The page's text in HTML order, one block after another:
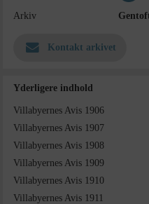
Arkiv
Kontakt arkivet
Yderligere indhold
Villabyernes Avis 1906
Villabyernes Avis 1907
Villabyernes Avis 1908
Villabyernes Avis 1909
Villabyernes Avis 1910
Villabyernes Avis 1911